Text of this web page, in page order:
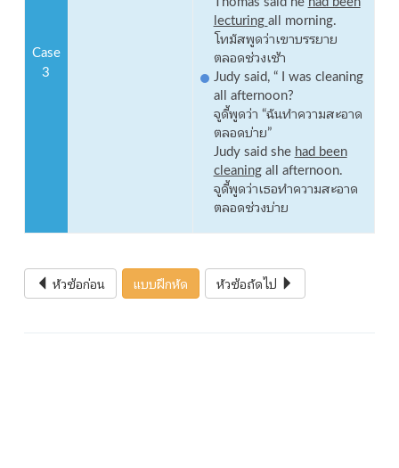
Case
3
lecturing all morning.
โทมัสพูดว่าเขาบรรยาย
ตลอดช่วงเช้า
Judy said, “ I was cleaning
all afternoon?
จูดี้พูดว่า “ฉันทำความสะอาด
ตลอดบ่าย”
Judy said she had been
cleaningall afternoon.
จูดี้พูดว่าเธอทำความสะอาด
ตลอดช่วงบ่าย
หัวข้อก่อน แบบฝึกหัด หัวข้อถัดไป